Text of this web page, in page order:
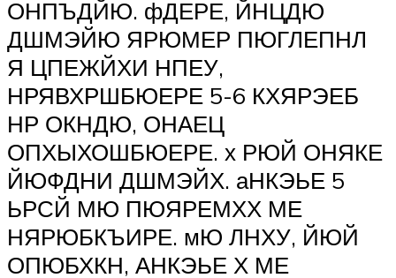
ОНПЪДЙЮ. фДЕРЕ, ЙНЦДЮ
ДШМЭЙЮ ЯРЮМЕР ПЮГЛЕПНЛ
Я ЦПЕЖЙХИ НПЕУ,
НРЯВХРШБЮЕРЕ 5-6 КХЯРЭЕБ
НР ОКНДЮ, ОНАЕЦ
ОПХЫХОШБЮЕРЕ. х РЮЙ ОНЯКЕ
ЙЮФДНИ ДШМЭЙХ. аНКЭЬЕ 5
ЬРСЙ МЮ ПЮЯРЕМХХ МЕ
НЯРЮБКЪИРЕ. мЮ ЛНХУ, ЙЮЙ
ОПЮБХКН, АНКЭЬЕ Х МЕ